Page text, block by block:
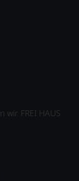
FREI HAUS